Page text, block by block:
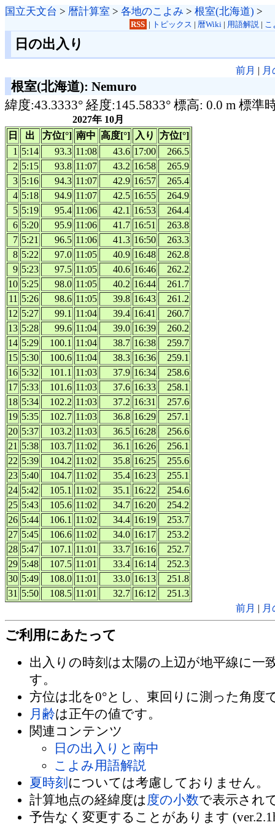
国立天文台 > 暦計算室 > 各地のこよみ > 根室(北海道) >
RSS | トピックス | 暦Wiki| 用語解説| こ
日の出入り
前月 |
根室(北海道): Nemuro
緯度:43.3333° 経度:145.5833° 標高: 0.0 m 標準
2027年 10月
日
出 方位[°] 南中 高度[°] 入り
方位[°]
1 5:14 93.3 11:08 43.6 17:00
266.5
2 5:15 93.8 11:07 43.2 16:58
265.9
3 5:16 94.3 11:07 42.9 16:57
265.4
4 5:18 94.9 11:07 42.5 16:55
264.9
5 5:19 95.4 11:06 42.1 16:53
264.4
6 5:20 95.9 11:06 41.7 16:51
263.8
7 5:21 96.5 11:06 41.3 16:50
263.3
8 5:22 97.0 11:05 40.9 16:48
262.8
9 5:23 97.5 11:05 40.6 16:46
262.2
10 5:25 98.0 11:05 40.2 16:44
261.7
11 5:26 98.6 11:05 39.8 16:43
261.2
12 5:27 99.1 11:04 39.4 16:41
260.7
13 5:28 99.6 11:04 39.0 16:39
260.2
14 5:29 100.1 11:04 38.7 16:38
259.7
15 5:30 100.6 11:04 38.3 16:36
259.1
16 5:32 101.1 11:03 37.9 16:34
258.6
17 5:33 101.6 11:03 37.6 16:33
258.1
18 5:34 102.2 11:03 37.2 16:31
257.6
19 5:35 102.7 11:03 36.8 16:29
257.1
20 5:37 103.2 11:03 36.5 16:28
256.6
21 5:38 103.7 11:02 36.1 16:26
256.1
22 5:39 104.2 11:02 35.8 16:25
255.6
23 5:40 104.7 11:02 35.4 16:23
255.1
24 5:42 105.1 11:02 35.1 16:22
254.6
25 5:43 105.6 11:02 34.7 16:20
254.2
26 5:44 106.1 11:02 34.4 16:19
253.7
27 5:45 106.6 11:02 34.0 16:17
253.2
28 5:47 107.1 11:01 33.7 16:16
252.7
29 5:48 107.5 11:01 33.4 16:14
252.3
30 5:49 108.0 11:01 33.0 16:13
251.8
31 5:50 108.5 11:01 32.7 16:12
251.3
前月 |
ご利用にあたって
出入りの時刻は太陽の上辺が地平線に一
す。
方位は北を0°とし、東回りに測った角度
月齢は正午の値です。
関連コンテンツ
日の出入りと南中
こよみ用語解説
夏時刻 については考慮しておりません。
計算地点の経緯度は 度の小数で表示され
予告なく変更することがあります